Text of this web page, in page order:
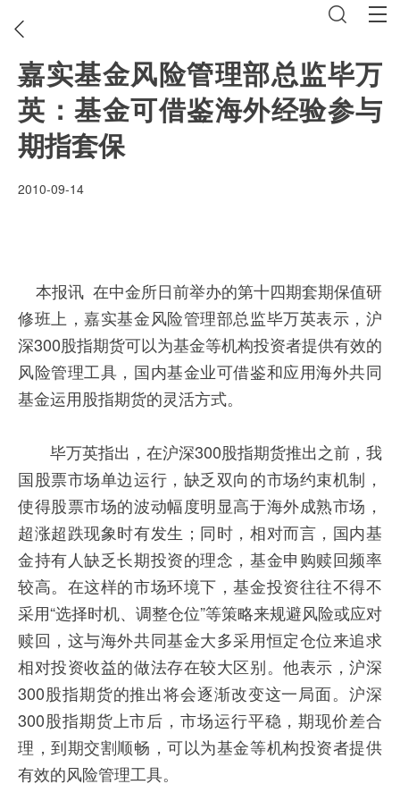
嘉实基金风险管理部总监毕万
英：基金可借鉴海外经验参与
期指套保
2010-09-14
本报讯 在中金所日前举办的第十四期套期保值研
修班上，嘉实基金风险管理部总监毕万英表示，沪
深300股指期货可以为基金等机构投资者提供有效的
风险管理工具，国内基金业可借鉴和应用海外共同
基金运用股指期货的灵活方式。
毕万英指出，在沪深300股指期货推出之前，我
国股票市场单边运行，缺乏双向的市场约束机制，
使得股票市场的波动幅度明显高于海外成熟市场，
超涨超跌现象时有发生；同时，相对而言，国内基
金持有人缺乏长期投资的理念，基金申购赎回频率
较高。在这样的市场环境下，基金投资往往不得不
采用“选择时机、调整仓位”等策略来规避风险或应对
赎回，这与海外共同基金大多采用恒定仓位来追求
相对投资收益的做法存在较大区别。他表示，沪深
300股指期货的推出将会逐渐改变这一局面。沪深
300股指期货上市后，市场运行平稳，期现价差合
理，到期交割顺畅，可以为基金等机构投资者提供
有效的风险管理工具。